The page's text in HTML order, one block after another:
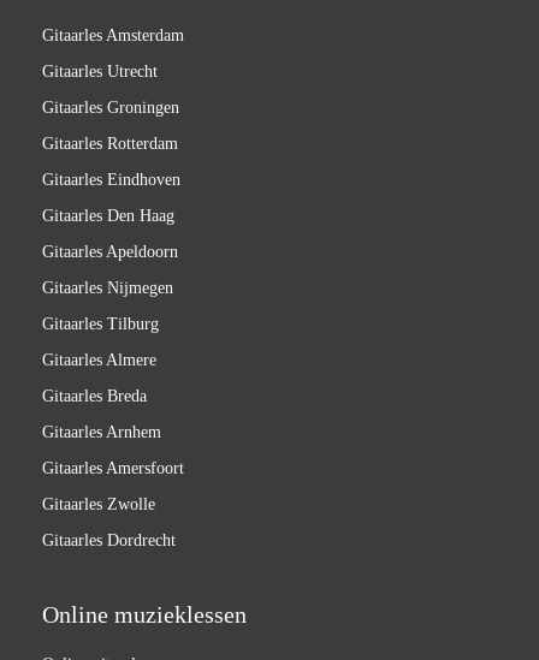
Gitaarles Amsterdam
Gitaarles Utrecht
Gitaarles Groningen
Gitaarles Rotterdam
Gitaarles Eindhoven
Gitaarles Den Haag
Gitaarles Apeldoorn
Gitaarles Nijmegen
Gitaarles Tilburg
Gitaarles Almere
Gitaarles Breda
Gitaarles Arnhem
Gitaarles Amersfoort
Gitaarles Zwolle
Gitaarles Dordrecht
Online muzieklessen